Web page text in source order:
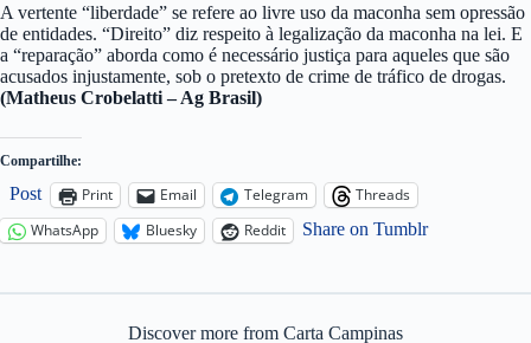
A vertente “liberdade” se refere ao livre uso da maconha sem opressão
de entidades. “Direito” diz respeito à legalização da maconha na lei. E
a “reparação” aborda como é necessário justiça para aqueles que são
acusados injustamente, sob o pretexto de crime de tráfico de drogas.
(Matheus Crobelatti – Ag Brasil)
Compartilhe:
Post Print Email Telegram
Threads
WhatsApp
Bluesky Reddit Share on Tumblr
Discover more from Carta Campinas